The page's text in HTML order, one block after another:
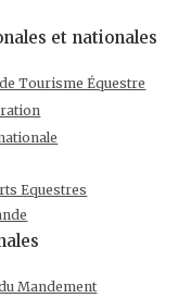
et nationales
Tourisme Équestre
Equestres
Mandement